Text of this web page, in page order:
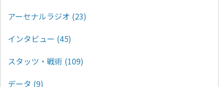
アーセナルラジオ (23)
インタビュー (45)
スタッツ・戦術 (109)
データ (9)